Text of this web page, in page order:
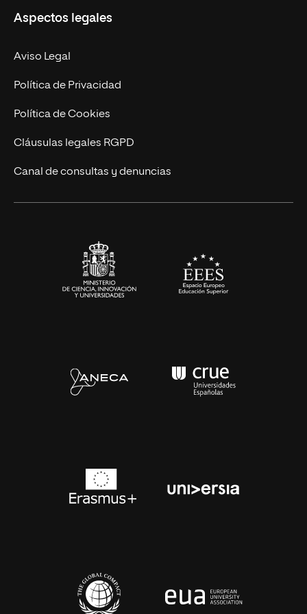
Doctorados
Experto Universitario
Postgrados
Cursos Universitarios
Facultades
Nuestro Equipo
Trabaja en UNIR
Actualidad
UNIR Revista
Eventos
Aspectos legales
Aviso Legal
Política de Privacidad
Política de Cookies
Cláusulas legales RGPD
Canal de consultas y denuncias